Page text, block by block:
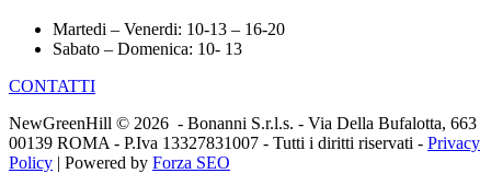
Martedi – Venerdi: 10-13 – 16-20
Sabato – Domenica: 10- 13
CONTATTI
NewGreenHill © 2026 - Bonanni S.r.l.s. - Via Della Bufalotta, 663
00139 ROMA - P.Iva 13327831007 - Tutti i diritti riservati - Privacy
Policy | Powered by Forza SEO